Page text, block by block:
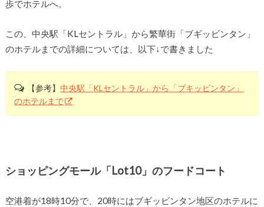
歩でホテルへ。
この、中央駅「KLセントラル」から繁華街「ブギッビンタン」
のホテルまでの詳細については、以下↓で書きました
【参考】中央駅「KLセントラル」から「ブキッビンタン」
のホテルまで
ショッピングモール「Lot10」のフードコート
空港着が18時10分で、20時にはブギッビンタン地区のホテルに